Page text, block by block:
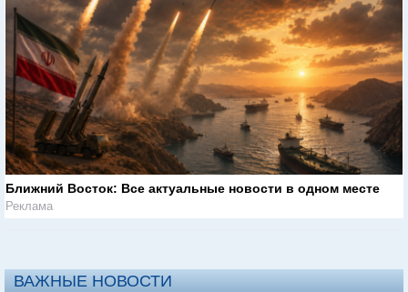
Ближний Восток: Все актуальные новости в одном месте
Реклама
ВАЖНЫЕ НОВОСТИ